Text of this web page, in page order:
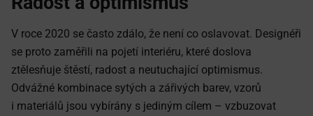
V roce 2020 se často zdálo, že není co oslavovat. Designéři
se proto zaměřili na pojetí interiéru, které doslova
ztělesňuje štěstí, radost a neutuchající optimismus.
Odvážné kombinace sytých a zářivých barev, vzorů
i materiálů jsou vybírány s jediným cílem – vzbuzovat